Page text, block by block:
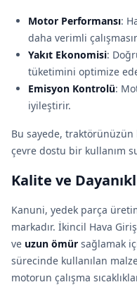
Motor Performansı:
daha verimli
Yakıt Ekonomisi:
tüketimini optimize
Emisyon Kontrolü:
iyileştirir.
Bu sayede, traktörünüzün
çevre dostu bir kullanım
Kalite ve
Kanuni, yedek parça
markadır. İkincil Hava
ve uzun ömür sağlamak
sürecinde kullanılan
motorun çalışma